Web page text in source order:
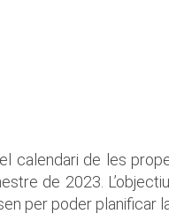
calendari de les
de 2023.
per poder planificar